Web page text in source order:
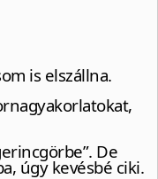
is elszállna.
De
úgy kevésbé ciki.